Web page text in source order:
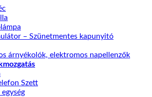
– Szünetmentes kapunyitó
árnyékolók, elektromos napellenzők
Szett